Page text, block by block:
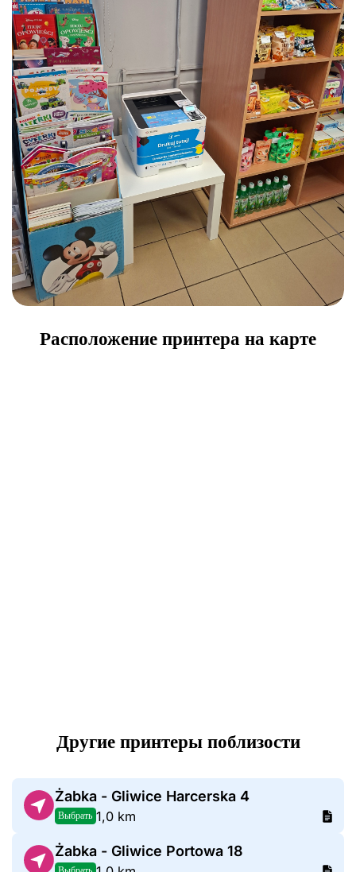
Расположение принтера на карте
Другие принтеры поблизости
Żabka - Gliwice Harcerska 4
Выбрать 1,0 km
Żabka - Gliwice Portowa 18